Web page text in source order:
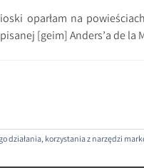
oparłam na
[geim] Anders’a de la
działania, korzystania z narzędzi